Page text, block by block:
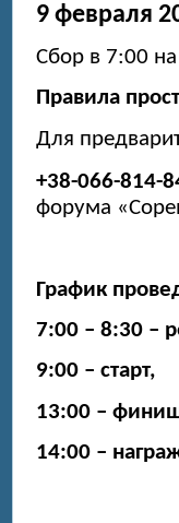
9 февраля
Сбор в 7:00
Правила
Для
+38-066-814-
форума
График
7:00 – 8:30 –
9:00 – старт,
13:00 –
14:00 –